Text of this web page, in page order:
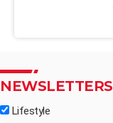
NEWSLETTERS
Lifestyle